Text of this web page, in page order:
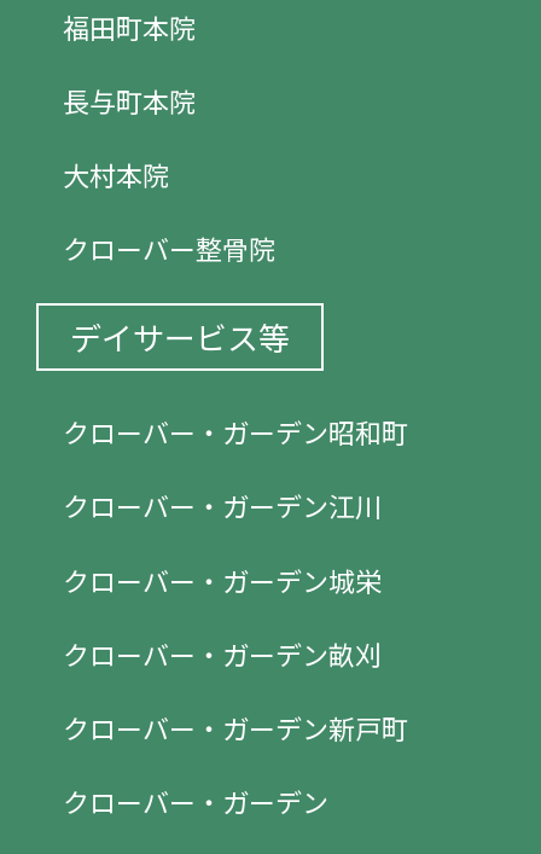
福田町本院
長与町本院
大村本院
クローバー整骨院
デイサービス等
クローバー・ガーデン昭和町
クローバー・ガーデン江川
クローバー・ガーデン城栄
クローバー・ガーデン畝刈
クローバー・ガーデン新戸町
クローバー・ガーデン